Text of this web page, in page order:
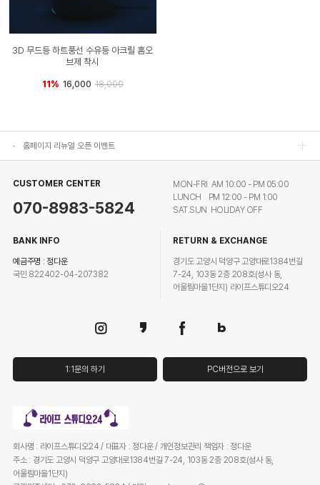
3D 무드등 하트풍선 수유등 아크릴 홈오
브제 착시
11% 16,000 18,000
홈페이지 리뉴얼 오픈 이벤트
홈페이지 리뉴얼 오픈 이벤트
홈페이지 리뉴얼 오픈 이벤트
CUSTOMER CENTER
070-8983-5824
MON-FRI AM 10:00 - PM 05:00
LUNCH PM 12:00 - PM 1:00
SAT.SUN HOLIDAY OFF
BANK INFO
예금주명 : 정다운
국민 822402-04-207382
RETURN & EXCHANGE
경기도 고양시 덕양구 고양대로1384번길
7-24, 103동 2층 208호(성사 동,
어울림마을1단지) 라이프스튜디오24
1:1문의 하기 PC버전으로 보기
회사명 : 라이프스튜디오24 / 대표자 : 정다운 / 개인정보관리 책임자 : 정다운
주소 : 경기도 고양시 덕양구 고양대로1384번길 7-24, 103동 2층 208호(성사 동,
어울림마을1단지)